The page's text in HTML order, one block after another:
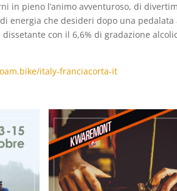
in pieno l’animo avventuroso, di
energia che desideri dopo una
con il 6,6% di gradazione
italy-franciacorta-it